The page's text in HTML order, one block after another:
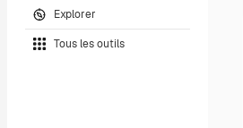
Explorer
Tous les outils